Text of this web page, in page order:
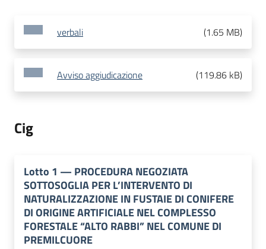
verbali (1.65 MB)
Avviso aggiudicazione (119.86 kB)
Cig
Lotto 1 — PROCEDURA NEGOZIATA
SOTTOSOGLIA PER L’INTERVENTO DI
NATURALIZZAZIONE IN FUSTAIE DI CONIFERE
DI ORIGINE ARTIFICIALE NEL COMPLESSO
FORESTALE “ALTO RABBI” NEL COMUNE DI
PREMILCUORE